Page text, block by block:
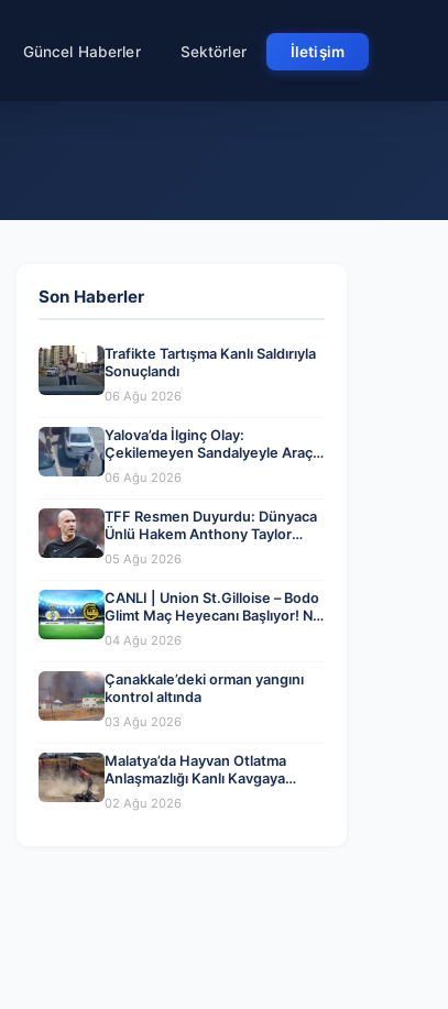
Güncel Haberler Sektörler İletişim
Son Haberler
Trafikte Tartışma Kanlı Saldırıyla
Sonuçlandı
06 Ağu 2026
Yalova’da İlginç Olay:
Çekilemeyen Sandalyeyle Araç
Parkına Engel Olma Hikayesi
06 Ağu 2026
TFF Resmen Duyurdu: Dünyaca
Ünlü Hakem Anthony Taylor
MHK’da Göreve Başladı
05 Ağu 2026
CANLI | Union St.Gilloise – Bodo
Glimt Maç Heyecanı Başlıyor! Ne
Zaman ve Nerede İzlenir? – 04
Ağustos 2026
04 Ağu 2026
Çanakkale’deki orman yangını
kontrol altında
03 Ağu 2026
Malatya’da Hayvan Otlatma
Anlaşmazlığı Kanlı Kavgaya
Dönüştü
02 Ağu 2026